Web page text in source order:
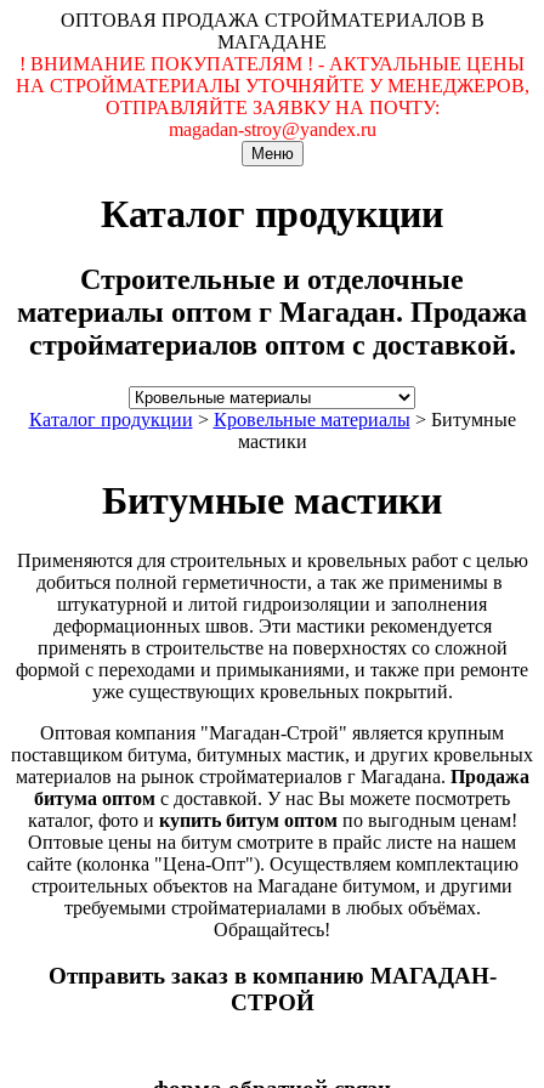
ОПТОВАЯ ПРОДАЖА СТРОЙМАТЕРИАЛОВ В
МАГАДАНЕ
! ВНИМАНИЕ ПОКУПАТЕЛЯМ ! - АКТУАЛЬНЫЕ ЦЕНЫ
НА СТРОЙМАТЕРИАЛЫ УТОЧНЯЙТЕ У МЕНЕДЖЕРОВ,
ОТПРАВЛЯЙТЕ ЗАЯВКУ НА ПОЧТУ:
magadan-stroy@yandex.ru
Меню
Каталог продукции
Строительные и отделочные
материалы оптом г Магадан. Продажа
стройматериалов оптом с доставкой.
Каталог продукции > Кровельные материалы> Битумные
мастики
Битумные мастики
Применяются для строительных и кровельных работ с целью
добиться полной герметичности, а так же применимы в
штукатурной и литой гидроизоляции и заполнения
деформационных швов. Эти мастики рекомендуется
применять в строительстве на поверхностях со сложной
формой с переходами и примыканиями, и также при ремонте
уже существующих кровельных покрытий.
Оптовая компания "Магадан-Строй" является крупным
поставщиком битума, битумных мастик, и других кровельных
материалов на рынок стройматериалов г Магадана. Продажа
битума оптом с доставкой. У нас Вы можете посмотреть
каталог, фото и купить битум оптомпо выгодным ценам!
Оптовые цены на битум смотрите в прайс листе на нашем
сайте (колонка "Цена-Опт"). Осуществляем комплектацию
строительных объектов на Магадане битумом, и другими
требуемыми стройматериалами в любых объёмах.
Обращайтесь!
Отправить заказ в компанию МАГАДАН-
СТРОЙ